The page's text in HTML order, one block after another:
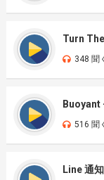
Turn
348 聞
Buoyant
516 聞
Line 通